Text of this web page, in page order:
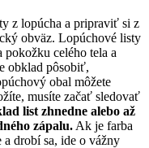
z lopúcha a pripraviť si z
obväz. Lopúchové listy
pokožku celého tela a
obklad pôsobiť,
obal môžete
musíte začať sledovať
list zhnedne alebo až
zápalu. Ak je farba
a drobí sa, ide o vážny